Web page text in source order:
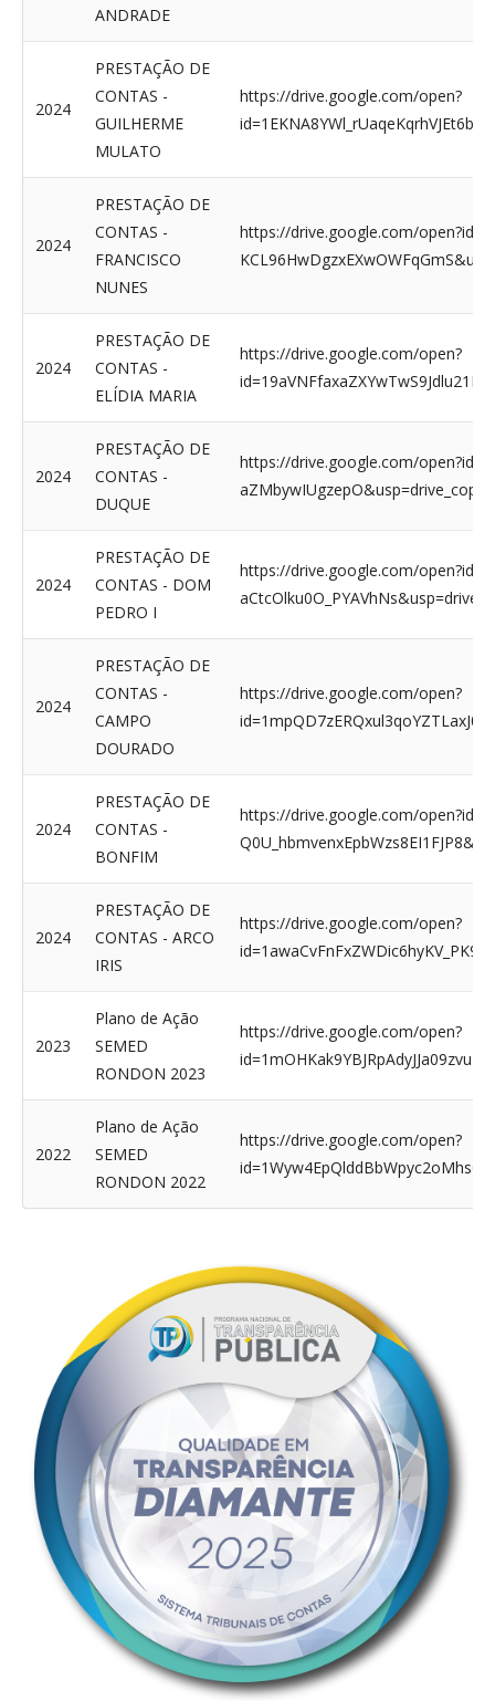
ANDRADE
2024
PRESTAÇÃO DE
CONTAS -
GUILHERME
MULATO
https://drive.google.com/open?
2024
PRESTAÇÃO DE
CONTAS -
FRANCISCO
NUNES
https://drive.google.com/
2024
PRESTAÇÃO DE
CONTAS -
ELÍDIA MARIA
https://drive.google.com/open?
2024
PRESTAÇÃO DE
CONTAS -
DUQUE
https://drive.google.com/
aZMbywIUgzepO&usp=drive_copy
2024
PRESTAÇÃO DE
CONTAS - DOM
PEDRO I
https://drive.google.com/
2024
PRESTAÇÃO DE
CONTAS -
CAMPO
DOURADO
https://drive.google.com/open?
2024
PRESTAÇÃO DE
CONTAS -
BONFIM
https://drive.google.com/
2024
PRESTAÇÃO DE
CONTAS - ARCO
IRIS
https://drive.google.com/open?
2023
Plano de Ação
SEMED
RONDON 2023
https://drive.google.com/open?
2022
Plano de Ação
SEMED
RONDON 2022
https://drive.google.com/open?